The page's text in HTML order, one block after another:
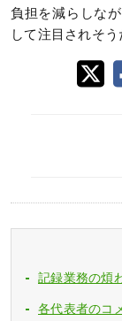
負担を減らしな
して注目されそう
記録業務の煩
各代表者のコ